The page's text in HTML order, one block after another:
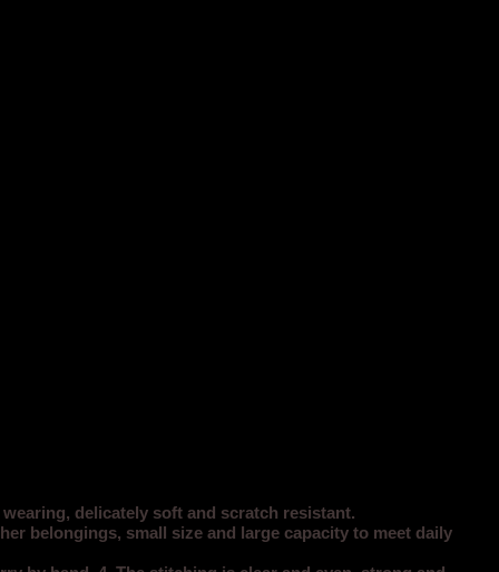
delicately soft and scratch resistant.
belongings, small size and large capacity to meet daily